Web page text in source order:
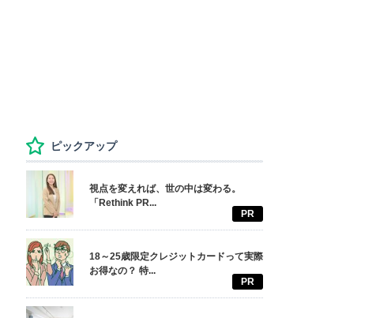
ピックアップ
視点を変えれば、世の中は変わる。
「Rethink PR...
PR
18～25歳限定クレジットカードって実際
お得なの？ 特...
PR